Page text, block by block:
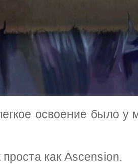
освоение было
проста как Ascension.